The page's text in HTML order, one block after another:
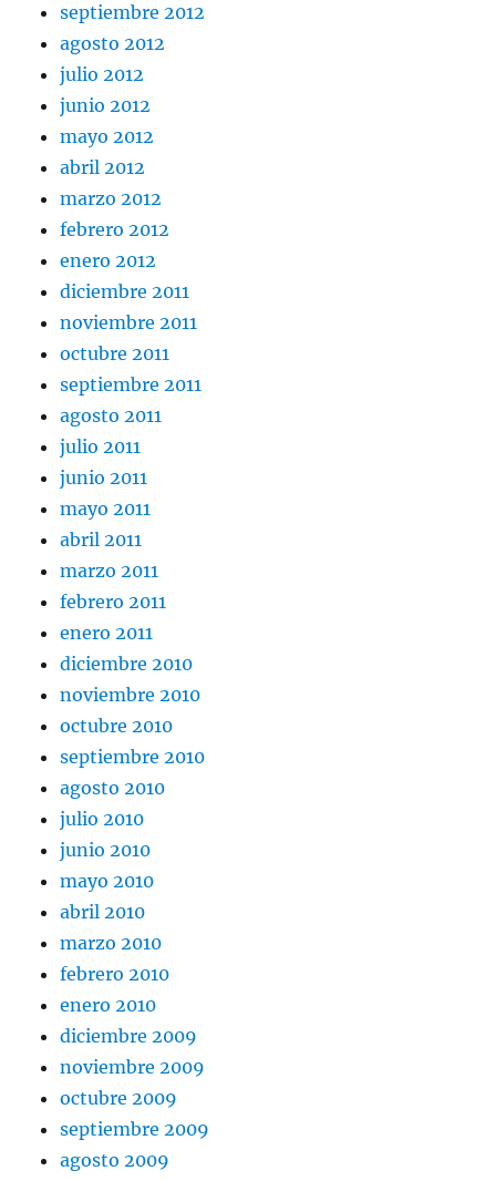
septiembre 2012
agosto 2012
julio 2012
junio 2012
mayo 2012
abril 2012
marzo 2012
febrero 2012
enero 2012
diciembre 2011
noviembre 2011
octubre 2011
septiembre 2011
agosto 2011
julio 2011
junio 2011
mayo 2011
abril 2011
marzo 2011
febrero 2011
enero 2011
diciembre 2010
noviembre 2010
octubre 2010
septiembre 2010
agosto 2010
julio 2010
junio 2010
mayo 2010
abril 2010
marzo 2010
febrero 2010
enero 2010
diciembre 2009
noviembre 2009
octubre 2009
septiembre 2009
agosto 2009